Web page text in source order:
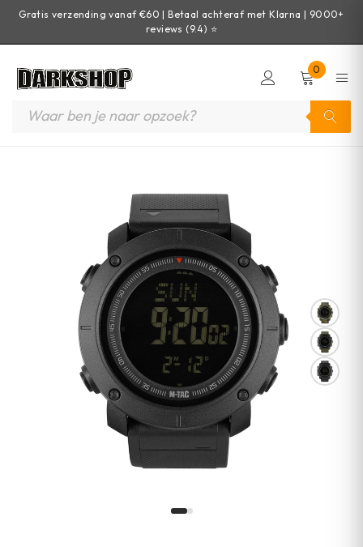
Gratis verzending vanaf €60 | Betaal achteraf met Klarna | 9000+
reviews (9.4) ⭐
0